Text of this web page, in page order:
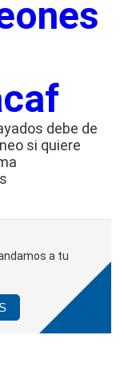
debe de
si quiere
a tu